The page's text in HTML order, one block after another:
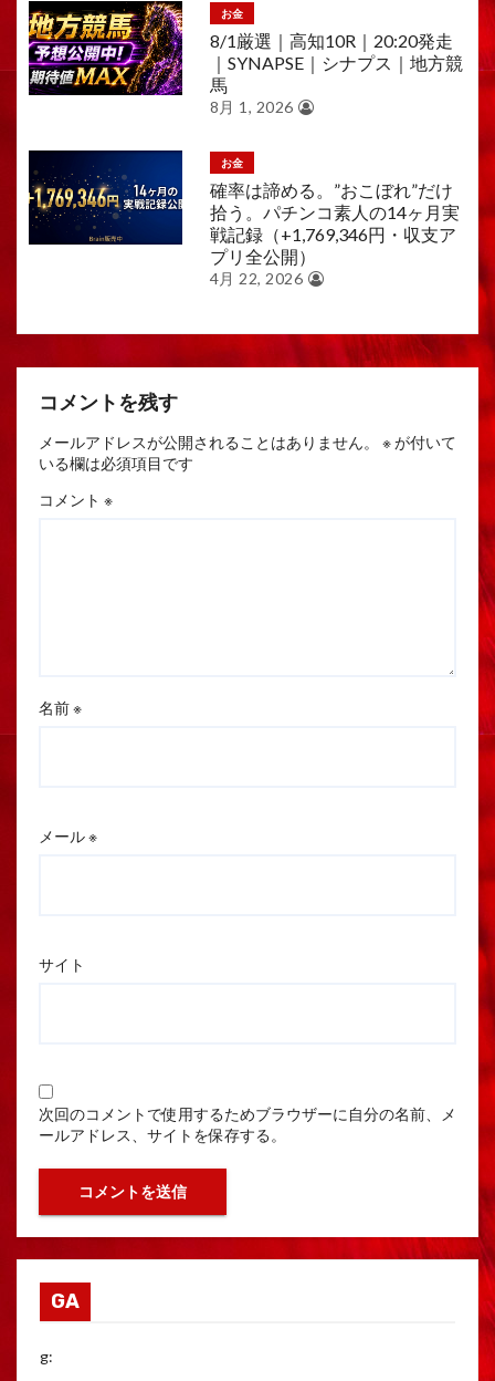
お金
8/1厳選｜高知10R｜20:20発走
｜SYNAPSE｜シナプス｜地方競
馬
8月 1, 2026
お金
確率は諦める。”おこぼれ”だけ
拾う。パチンコ素人の14ヶ月実
戦記録（+1,769,346円・収支ア
プリ全公開）
4月 22, 2026
コメントを残す
メールアドレスが公開されることはありません。 ※が付いて
いる欄は必須項目です
コメント ※
名前※
メール※
サイト
次回のコメントで使用するためブラウザーに自分の名前、メ
ールアドレス、サイトを保存する。
GA
g: